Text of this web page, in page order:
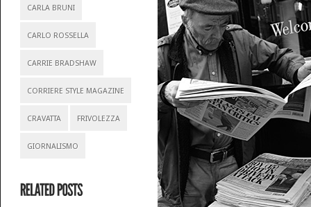
CARLA BRUNI
CARLO ROSSELLA
CARRIE BRADSHAW
CORRIERE STYLE MAGAZINE
CRAVATTA FRIVOLEZZA
GIORNALISMO